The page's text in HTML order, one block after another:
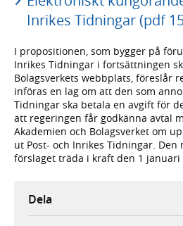
Inrikes Tidningar (pdf
I propositionen, som bygger på
Inrikes Tidningar i fortsättningen
Bolagsverkets webbplats, föreslår
införas en lag om att den som
Tidningar ska betala en avgift för
att regeringen får godkänna avtal
Akademien och Bolagsverket om
ut Post- och Inrikes Tidningar. Den
förslaget träda i kraft den 1 januari
Dela